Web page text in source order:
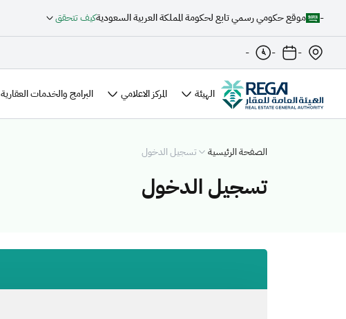
- موقع حكومي رسمي تابع لحكومة المملكة العربية السعوديةكيف تتحقق
-
-
-
الهيئة المركز الاعلامي البرامج والخدمات العقارية
الصفحة الرئيسية تسجيل الدخول
تسجيل الدخول